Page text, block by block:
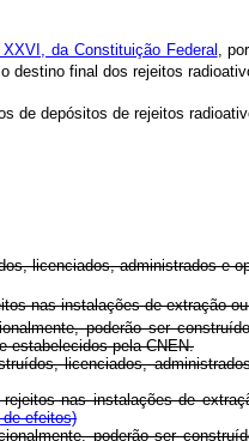
da Constituição Federal ,
destino final dos rejeitos
de depósitos de rejeitos
licenciados, administrados e
nas instalações de extração
poderão ser
estabelecidos pela CNEN.
licenciados,
nas instalações de
efeitos)
poderão ser